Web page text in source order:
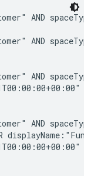
AND spaceType
AND spaceType
AND spaceType
AND spaceType
displayName:"Fun